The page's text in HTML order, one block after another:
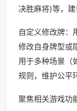
决胜麻将)等，建
自定义修改牌：
修改自身牌型或
用于多种场景（
规则，维护公平
聚焦相关游戏功